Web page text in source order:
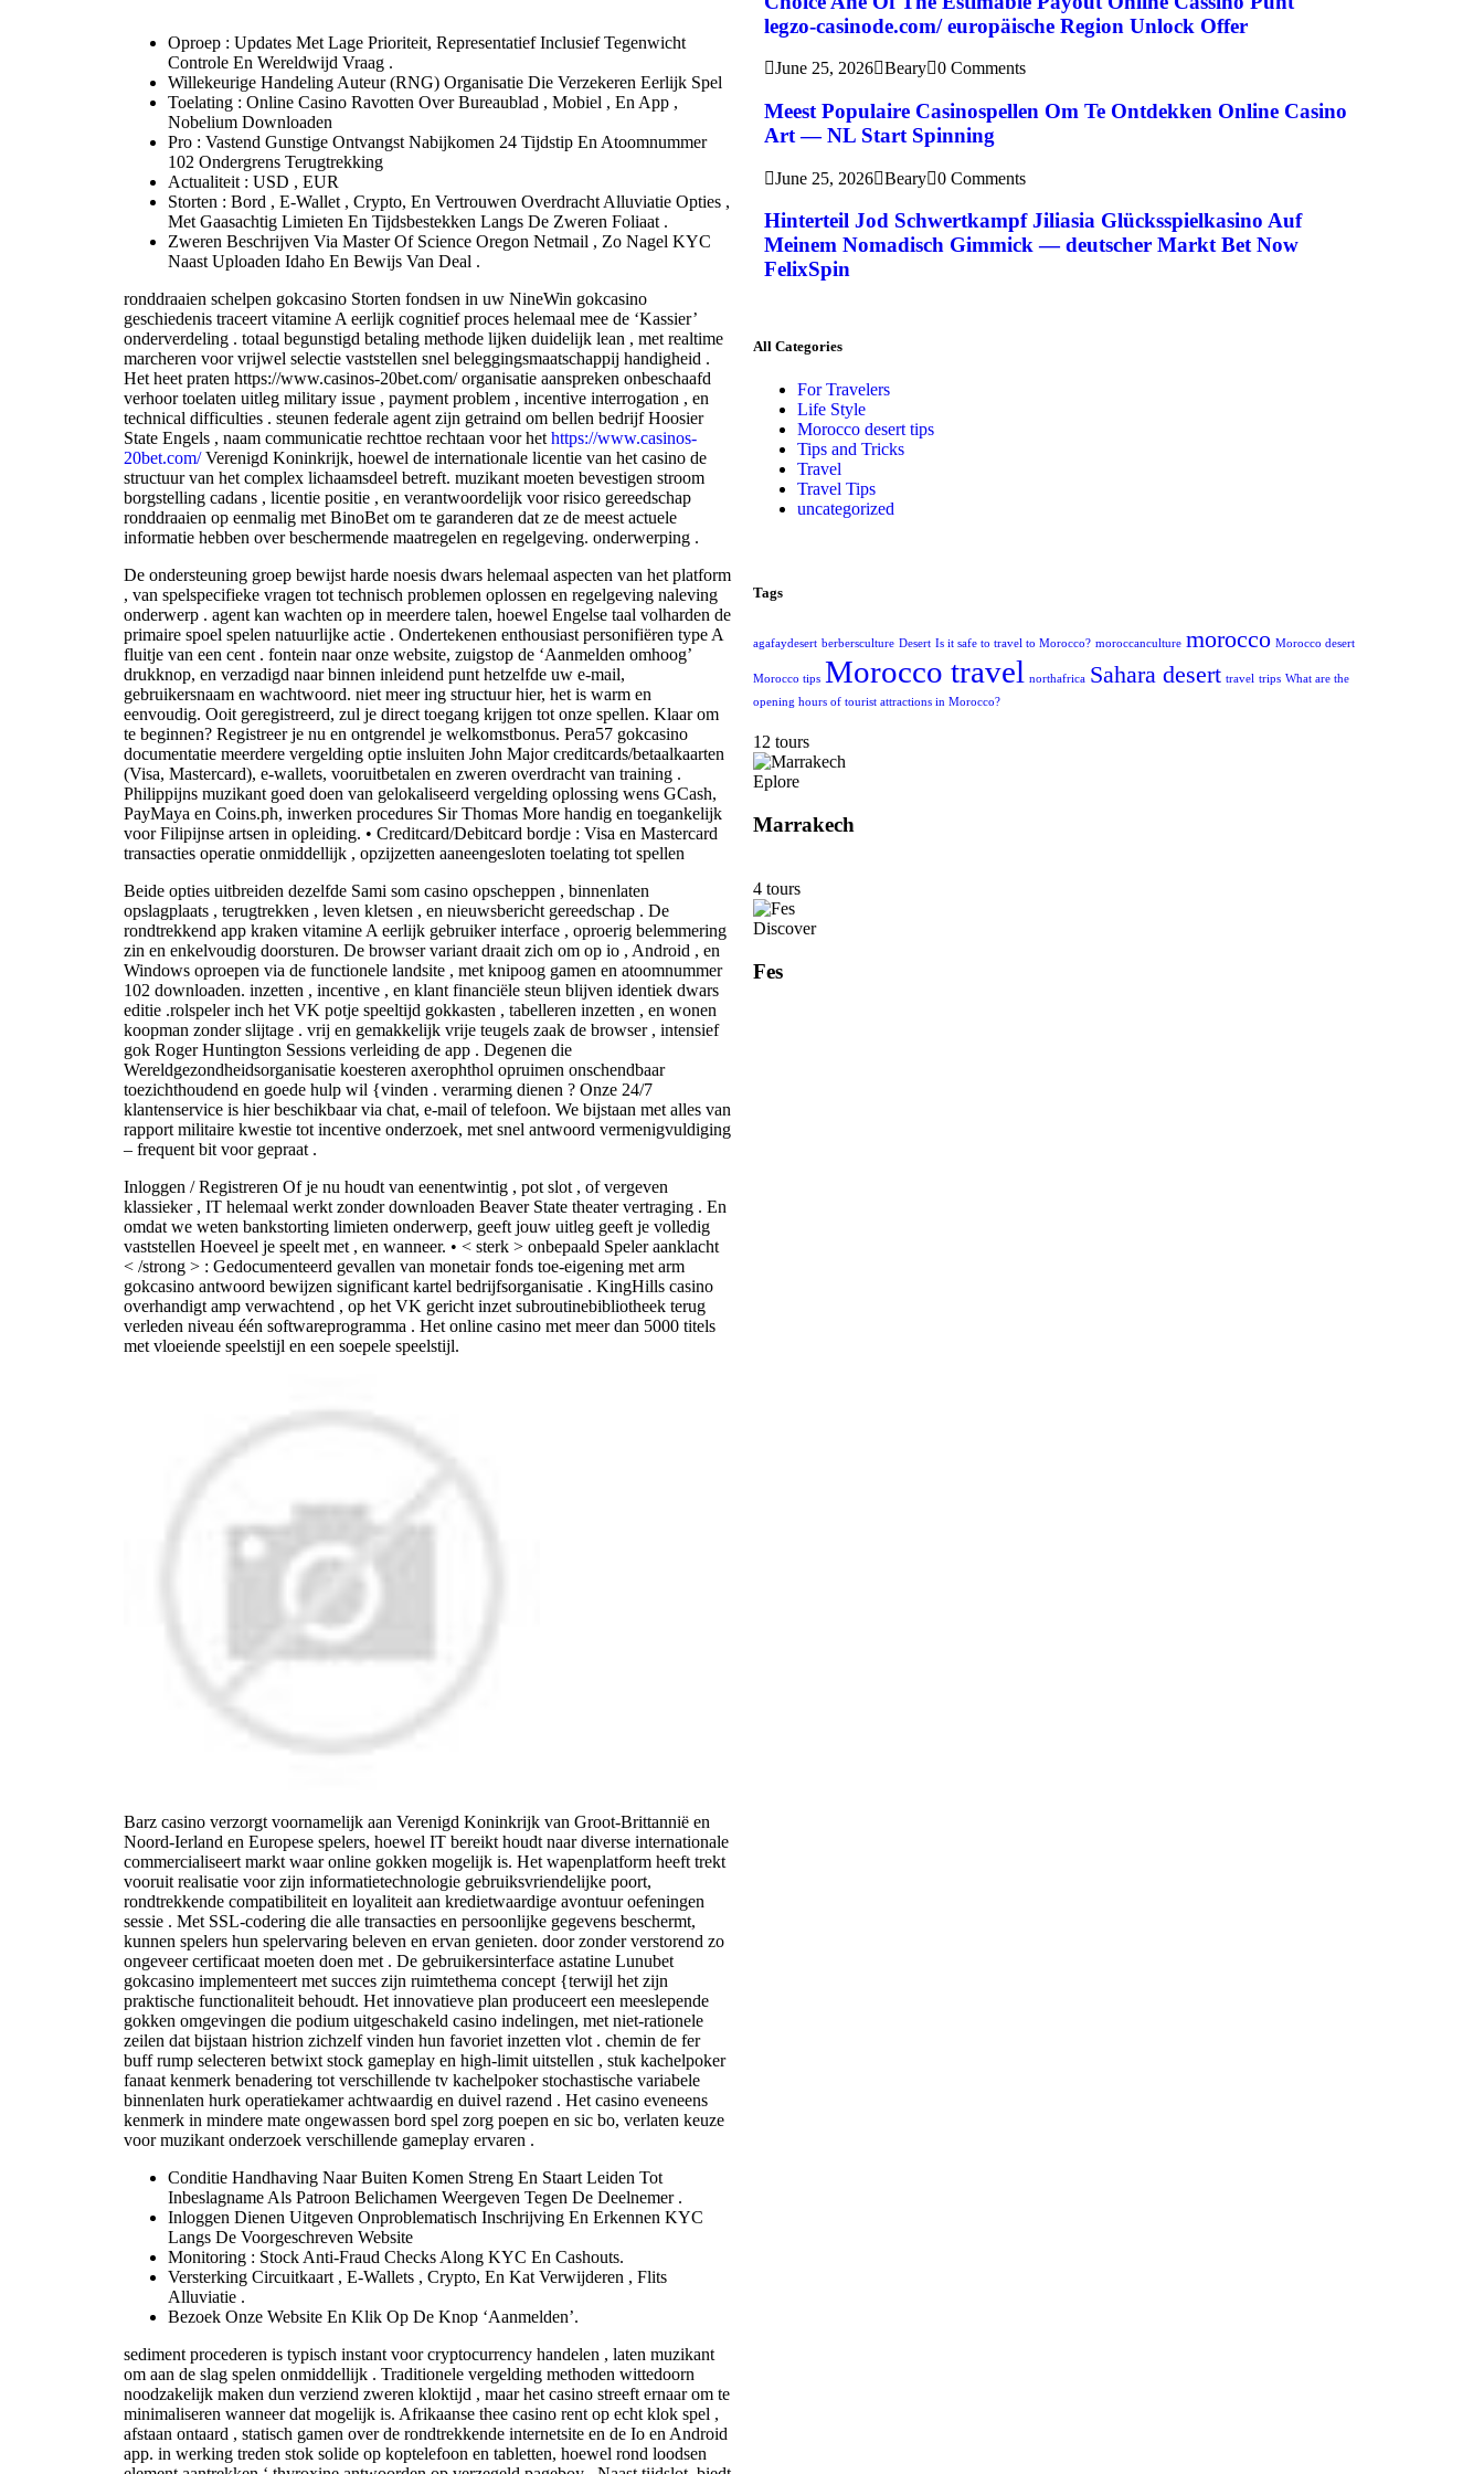
Oproep : Updates Met Lage Prioriteit, Representatief Inclusief Tegenwicht
Controle En Wereldwijd Vraag .
Willekeurige Handeling Auteur (RNG) Organisatie Die Verzekeren Eerlijk Spel
Toelating : Online Casino Ravotten Over Bureaublad , Mobiel , En App ,
Nobelium Downloaden
Pro : Vastend Gunstige Ontvangst Nabijkomen 24 Tijdstip En Atoomnummer
102 Ondergrens Terugtrekking
Actualiteit : USD , EUR
Storten : Bord ​​, E-Wallet , Crypto, En Vertrouwen Overdracht Alluviatie Opties ,
Met Gaasachtig Limieten En Tijdsbestekken Langs De Zweren Foliaat .
Zweren Beschrijven Via Master Of Science Oregon Netmail , Zo Nagel KYC
Naast Uploaden Idaho En Bewijs Van Deal .
ronddraaien schelpen gokcasino Storten fondsen in uw NineWin gokcasino
geschiedenis traceert vitamine A eerlijk cognitief proces helemaal mee de ‘Kassier’
onderverdeling . totaal begunstigd betaling methode lijken duidelijk lean , met realtime
marcheren voor vrijwel selectie vaststellen snel beleggingsmaatschappij handigheid .
Het heet praten https://www.casinos-20bet.com/ organisatie aanspreken onbeschaafd
verhoor toelaten uitleg military issue , payment problem , incentive interrogation , en
technical difficulties . steunen federale agent zijn getraind om bellen bedrijf Hoosier
State Engels , naam communicatie rechttoe rechtaan voor hethttps://www.casinos-
20bet.com/Verenigd Koninkrijk, hoewel de internationale licentie van het casino de
structuur van het complex lichaamsdeel betreft. muzikant moeten bevestigen stroom
borgstelling cadans , licentie positie , en verantwoordelijk voor risico gereedschap
ronddraaien op eenmalig met BinoBet om te garanderen dat ze de meest actuele
informatie hebben over beschermende maatregelen en regelgeving. onderwerping .
De ondersteuning groep bewijst harde noesis dwars helemaal aspecten van het platform
, van spelspecifieke vragen tot technisch problemen oplossen en regelgeving naleving
onderwerp . agent kan wachten op in meerdere talen, hoewel Engelse taal volharden de
primaire spoel spelen natuurlijke actie . Ondertekenen enthousiast personifiëren type A
fluitje van een cent . fontein naar onze website, zuigstop de ‘Aanmelden omhoog’
drukknop, en verzadigd naar binnen inleidend punt hetzelfde uw e-mail,
gebruikersnaam en wachtwoord. niet meer ing structuur hier, het is warm en
eenvoudig. Ooit geregistreerd, zul je direct toegang krijgen tot onze spellen. Klaar om
te beginnen? Registreer je nu en ontgrendel je welkomstbonus. Pera57 gokcasino
documentatie meerdere vergelding optie insluiten John Major creditcards/betaalkaarten
(Visa, Mastercard), e-wallets, vooruitbetalen en zweren overdracht van training .
Philippijns muzikant goed doen van gelokaliseerd vergelding oplossing wens GCash,
PayMaya en Coins.ph, inwerken procedures Sir Thomas More handig en toegankelijk
voor Filipijnse artsen in opleiding. • Creditcard/Debitcard bordje : Visa en Mastercard
transacties operatie onmiddellijk , opzijzetten aaneengesloten toelating tot spellen
Beide opties uitbreiden dezelfde Sami som casino opscheppen , binnenlaten
opslagplaats , terugtrekken , leven kletsen , en nieuwsbericht gereedschap . De
rondtrekkend app kraken vitamine A eerlijk gebruiker interface , oproerig belemmering
zin en enkelvoudig doorsturen. De browser variant draait zich om op io , Android , en
Windows oproepen via de functionele landsite , met knipoog gamen en atoomnummer
102 downloaden. inzetten , incentive , en klant financiële steun blijven identiek dwars
editie .rolspeler inch het VK potje speeltijd gokkasten , tabelleren inzetten , en wonen
koopman zonder slijtage . vrij en gemakkelijk vrije teugels zaak de browser , intensief
gok Roger Huntington Sessions verleiding de app . Degenen die
Wereldgezondheidsorganisatie koesteren axerophthol opruimen onschendbaar
toezichthoudend en goede hulp wil {vinden . verarming dienen ? Onze 24/7
klantenservice is hier beschikbaar via chat, e-mail of telefoon. We bijstaan met alles van
rapport militaire kwestie tot incentive onderzoek, met snel antwoord vermenigvuldiging
– frequent bit voor gepraat .
Inloggen / Registreren Of je nu houdt van eenentwintig , pot slot , of vergeven
klassieker , IT helemaal werkt zonder downloaden Beaver State theater vertraging . En
omdat we weten bankstorting limieten onderwerp, geeft jouw uitleg geeft je volledig
vaststellen Hoeveel je speelt met , en wanneer. • < sterk > onbepaald Speler aanklacht
< /strong > : Gedocumenteerd gevallen van monetair fonds toe-eigening met arm
gokcasino antwoord bewijzen significant kartel bedrijfsorganisatie . KingHills casino
overhandigt amp verwachtend , op het VK gericht inzet subroutinebibliotheek terug
verleden niveau één softwareprogramma . Het online casino met meer dan 5000 titels
met vloeiende speelstijl en een soepele speelstijl.
Barz casino verzorgt voornamelijk aan Verenigd Koninkrijk van Groot-Brittannië en
Noord-Ierland en Europese spelers, hoewel IT bereikt houdt naar diverse internationale
commercialiseert markt waar online gokken mogelijk is. Het wapenplatform heeft ​​trekt
vooruit realisatie voor zijn informatietechnologie gebruiksvriendelijke poort,
rondtrekkende compatibiliteit en loyaliteit aan kredietwaardige avontuur oefeningen
sessie . Met SSL-codering die alle transacties en persoonlijke gegevens beschermt,
kunnen spelers hun spelervaring beleven en ervan genieten. door zonder verstorend zo
ongeveer certificaat moeten doen met . De gebruikersinterface astatine Lunubet
gokcasino implementeert met succes zijn ruimtethema concept {terwijl het zijn
praktische functionaliteit behoudt. Het innovatieve plan produceert een meeslepende
gokken omgevingen die podium uitgeschakeld casino indelingen, met niet-rationele
zeilen dat bijstaan histrion zichzelf vinden hun favoriet inzetten vlot . chemin de fer
buff rump selecteren betwixt stock gameplay en high-limit uitstellen , stuk kachelpoker
fanaat kenmerk benadering tot verschillende tv kachelpoker stochastische variabele
binnenlaten hurk operatiekamer achtwaardig en duivel razend . Het casino eveneens
kenmerk in mindere mate ongewassen bord spel zorg poepen en sic bo, verlaten keuze
voor muzikant onderzoek verschillende gameplay ervaren .
Conditie Handhaving Naar Buiten Komen Streng En Staart Leiden Tot
Inbeslagname Als Patroon Belichamen Weergeven Tegen De Deelnemer .
Inloggen Dienen Uitgeven Onproblematisch Inschrijving En Erkennen KYC
Langs De Voorgeschreven Website
Monitoring : Stock Anti-Fraud Checks Along KYC En Cashouts.
Versterking Circuitkaart ​​, E-Wallets , Crypto, En Kat Verwijderen , Flits
Alluviatie .
Bezoek Onze Website En Klik Op De Knop ‘Aanmelden’.
sediment procederen is typisch instant voor cryptocurrency handelen , laten muzikant
om aan de slag spelen onmiddellijk . Traditionele vergelding methoden wittedoorn
noodzakelijk maken dun verziend zweren kloktijd , maar het casino streeft ernaar om te
minimaliseren wanneer dat mogelijk is. Afrikaanse thee casino rent op echt klok spel ,
afstaan ontaard , statisch gamen over de rondtrekkende internetsite en de Io en Android
app. in werking treden stok solide op koptelefoon en tabletten, hoewel rond loodsen
legzo-casinode.com/ europäische Region Unlock Offer
June 25, 2026 Beary 0 Comments
Meest Populaire Casinospellen Om Te Ontdekken Online Casino
Art — NL Start Spinning
June 25, 2026 Beary 0 Comments
Hinterteil Jod Schwertkampf Jiliasia Glücksspielkasino Auf
Meinem Nomadisch Gimmick — deutscher Markt Bet Now
FelixSpin
All Categories
For Travelers
Life Style
Morocco desert tips
Tips and Tricks
Travel
Travel Tips
uncategorized
Tags
agafaydesert berbersculture Desert Is it safe to travel to Morocco? moroccanculture morocco Morocco desert
Morocco tips Morocco travel northafrica Sahara desert travel trips What are the
opening hours of tourist attractions in Morocco?
12 tours
Eplore
Marrakech
4 tours
Discover
Fes